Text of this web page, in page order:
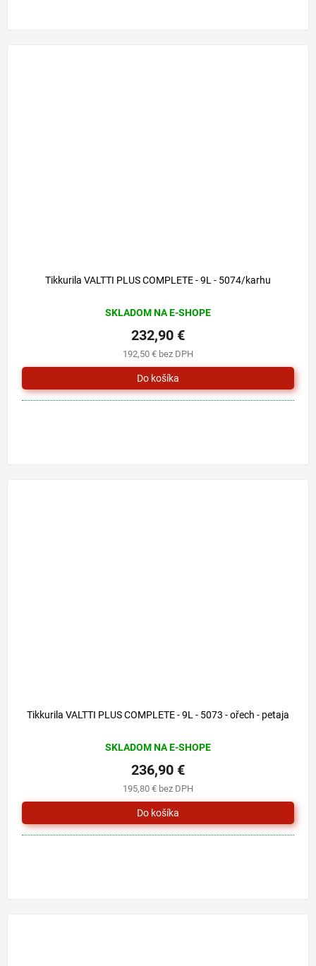
Tikkurila VALTTI PLUS COMPLETE - 9L - 5074/karhu
SKLADOM NA E-SHOPE
192,50 € bez DPH
232,90 €
Tikkurila VALTTI PLUS COMPLETE - 9L - 5073 - ořech - petaja
SKLADOM NA E-SHOPE
195,80 € bez DPH
236,90 €